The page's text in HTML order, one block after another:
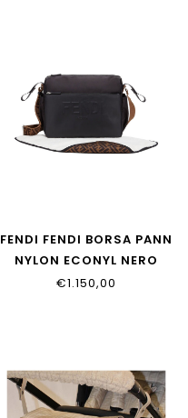
FENDI FENDI BORSA PANN
NYLON ECONYL NERO
PALLADIO
€1.150,00